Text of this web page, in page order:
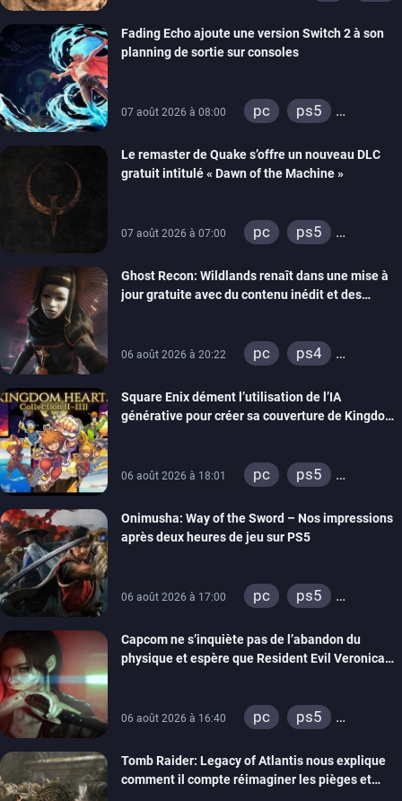
Fading Echo ajoute une version Switch 2 à son
planning de sortie sur consoles
07 août 2026 à 08:00 pc
ps5
Le remaster de Quake s’offre un nouveau DLC
gratuit intitulé « Dawn of the Machine »
07 août 2026 à 07:00 pc
ps5
switch
ps4
xbox one
Ghost Recon: Wildlands renaît dans une mise à
jour gratuite avec du contenu inédit et des
06 août 2026 à 20:22 pc
ps4
Square Enix dément l’utilisation de l’IA
générative pour créer sa couverture de Kingdom
06 août 2026 à 18:01 pc
ps5
switch 2
Onimusha: Way of the Sword – Nos impressions
après deux heures de jeu sur PS5
06 août 2026 à 17:00 pc
ps5
switch 2
Capcom ne s’inquiète pas de l’abandon du
physique et espère que Resident Evil Veronica
06 août 2026 à 16:40 pc
ps5
switch 2
Tomb Raider: Legacy of Atlantis nous explique
comment il compte réimaginer les pièges et